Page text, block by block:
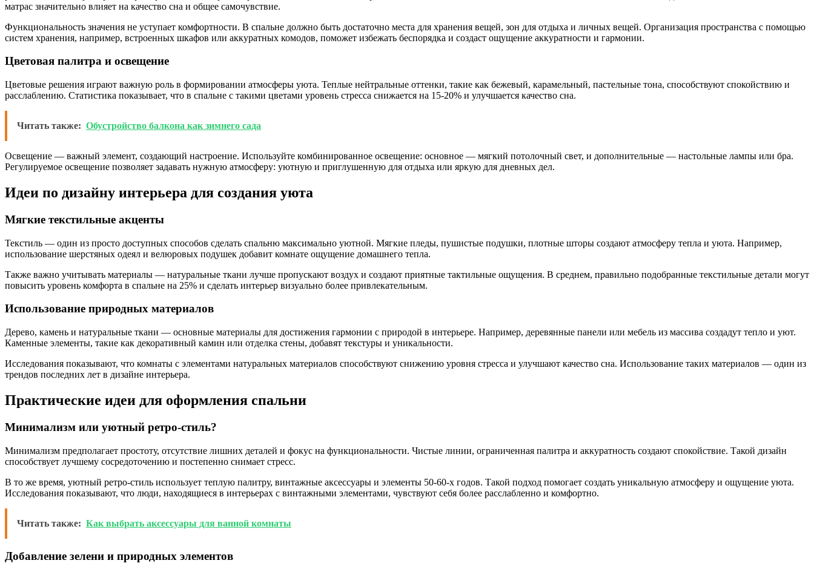
матрас значительно влияет на качество сна и общее самочувствие.
Функциональность значения не уступает комфортности. В спальне должно быть достаточно места для хранения вещей, зон для отдыха и личных вещей. Организация пространства с помощью
систем хранения, например, встроенных шкафов или аккуратных комодов, поможет избежать беспорядка и создаст ощущение аккуратности и гармонии.
Цветовая палитра и освещение
Цветовые решения играют важную роль в формировании атмосферы уюта. Теплые нейтральные оттенки, такие как бежевый, карамельный, пастельные тона, способствуют спокойствию и
расслаблению. Статистика показывает, что в спальне с такими цветами уровень стресса снижается на 15-20% и улучшается качество сна.
Читать также: Обустройство балкона как зимнего сада
Освещение — важный элемент, создающий настроение. Используйте комбинированное освещение: основное — мягкий потолочный свет, и дополнительные — настольные лампы или бра.
Регулируемое освещение позволяет задавать нужную атмосферу: уютную и приглушенную для отдыха или яркую для дневных дел.
Идеи по дизайну интерьера для создания уюта
Мягкие текстильные акценты
Текстиль — один из просто доступных способов сделать спальню максимально уютной. Мягкие пледы, пушистые подушки, плотные шторы создают атмосферу тепла и уюта. Например,
использование шерстяных одеял и велюровых подушек добавит комнате ощущение домашнего тепла.
Также важно учитывать материалы — натуральные ткани лучше пропускают воздух и создают приятные тактильные ощущения. В среднем, правильно подобранные текстильные детали могут
повысить уровень комфорта в спальне на 25% и сделать интерьер визуально более привлекательным.
Использование природных материалов
Дерево, камень и натуральные ткани — основные материалы для достижения гармонии с природой в интерьере. Например, деревянные панели или мебель из массива создадут тепло и уют.
Каменные элементы, такие как декоративный камин или отделка стены, добавят текстуры и уникальности.
Исследования показывают, что комнаты с элементами натуральных материалов способствуют снижению уровня стресса и улучшают качество сна. Использование таких материалов — один из
трендов последних лет в дизайне интерьера.
Практические идеи для оформления спальни
Минимализм или уютный ретро-стиль?
Минимализм предполагает простоту, отсутствие лишних деталей и фокус на функциональности. Чистые линии, ограниченная палитра и аккуратность создают спокойствие. Такой дизайн
способствует лучшему сосредоточению и постепенно снимает стресс.
В то же время, уютный ретро-стиль использует теплую палитру, винтажные аксессуары и элементы 50-60-х годов. Такой подход помогает создать уникальную атмосферу и ощущение уюта.
Исследования показывают, что люди, находящиеся в интерьерах с винтажными элементами, чувствуют себя более расслабленно и комфортно.
Читать также: Как выбрать аксессуары для ванной комнаты
Добавление зелени и природных элементов